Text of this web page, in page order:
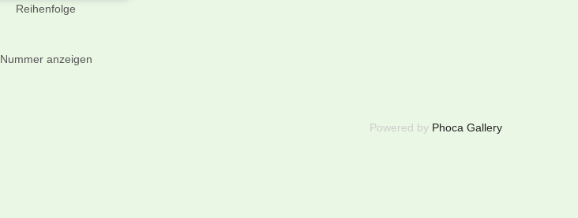
Reihenfolge
Nummer anzeigen
Powered by Phoca Gallery